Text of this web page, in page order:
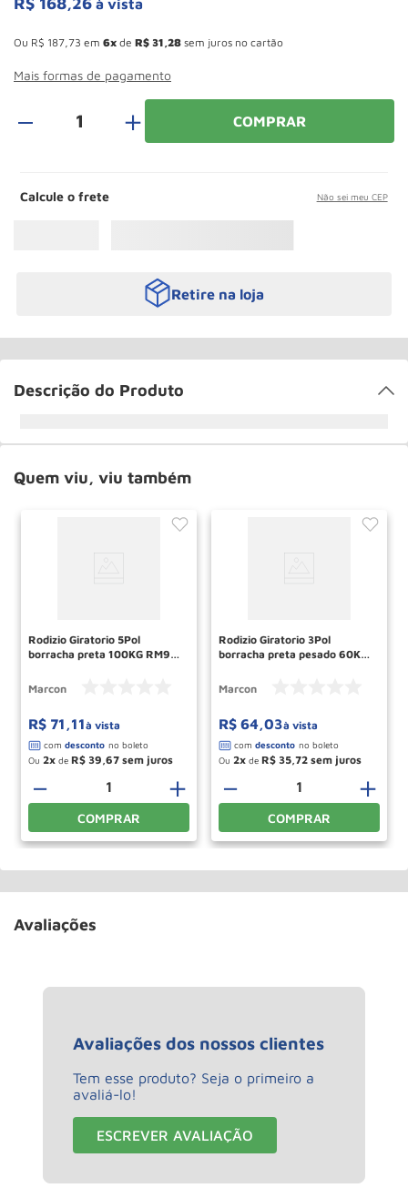
Ou R$ 187 73 em 6 de R$ 31 28 sem juros no cartão
Mais formas de pagamento
＋ COMPRAR
Calcule o frete Não sei meu CEP
Retire na loja
Descrição do Produto
Quem viu, viu também
Rodizio Giratorio 5Pol
borracha preta 100KG RM97
Marcon
R$ 71 ,11à vista
Ou 2 de R$ 39,67
＋
－
COMPRAR
Rodizio Giratorio 3Pol
borracha preta pesado 60KG
Marcon
R$ 64,03à vista
Ou 2 de R$ 35,72
＋
－
COMPRAR
Avaliações
Avaliações dos nossos clientes
Tem esse produto? Seja o primeiro a
avaliá-lo!
ESCREVER AVALIAÇÃO
10 º Roda